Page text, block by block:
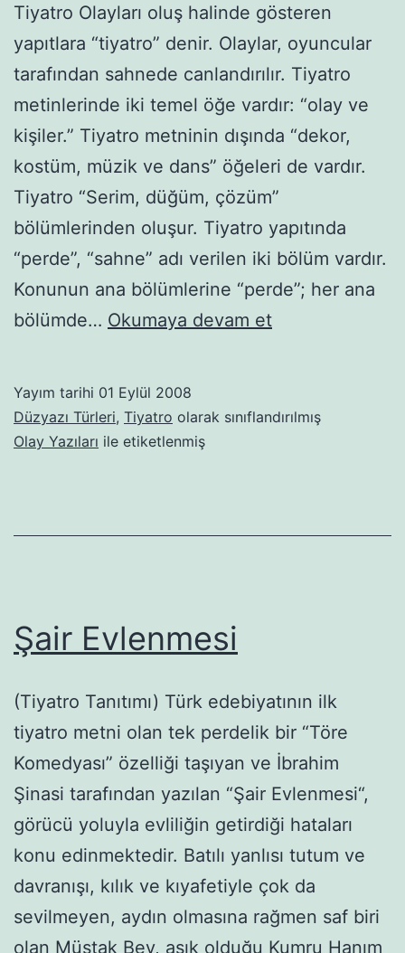
Tiyatro Olayları oluş halinde gösteren
yapıtlara “tiyatro” denir. Olaylar, oyuncular
tarafından sahnede canlandırılır. Tiyatro
metinlerinde iki temel öğe vardır: “olay ve
kişiler.” Tiyatro metninin dışında “dekor,
kostüm, müzik ve dans” öğeleri de vardır.
Tiyatro “Serim, düğüm, çözüm”
bölümlerinden oluşur. Tiyatro yapıtında
“perde”, “sahne” adı verilen iki bölüm vardır.
Konunun ana bölümlerine “perde”; her ana
bölümde… Okumaya devam etTiyatro
Yayım tarihi 01 Eylül 2008
Düzyazı Türleri, Tiyatro olarak sınıflandırılmış
Olay Yazıları ile etiketlenmiş
Şair Evlenmesi
(Tiyatro Tanıtımı) Türk edebiyatının ilk
tiyatro metni olan tek perdelik bir “Töre
Komedyası” özelliği taşıyan ve İbrahim
Şinasi tarafından yazılan “Şair Evlenmesi“,
görücü yoluyla evliliğin getirdiği hataları
konu edinmektedir. Batılı yanlısı tutum ve
davranışı, kılık ve kıyafetiyle çok da
sevilmeyen, aydın olmasına rağmen saf biri
olan Müştak Bey, aşık olduğu Kumru Hanım